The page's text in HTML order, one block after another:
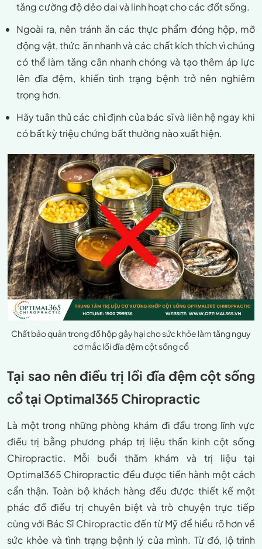
tăng cường độ dẻo dai và linh hoạt cho các đốt sống.
Ngoài ra, nên tránh ăn các thực phẩm đóng hộp, mỡ
động vật, thức ăn nhanh và các chất kích thích vì chúng
có thể làm tăng cân nhanh chóng và tạo thêm áp lực
lên đĩa đệm, khiến tình trạng bệnh trở nên nghiêm
trọng hơn.
Hãy tuân thủ các chỉ định của bác sĩ và liên hệ ngay khi
có bất kỳ triệu chứng bất thường nào xuất hiện.
Chất bảo quản trong đồ hộp gây hại cho sức khỏe làm tăng nguy
cơ mắc lồi đĩa đệm cột sống cổ
Tại sao nên điều trị lồi đĩa đệm cột sống
cổ tại Optimal365 Chiropractic
Là một trong những phòng khám đi đầu trong lĩnh vực
điều trị bằng phương pháp trị liệu thần kinh cột sống
Chiropractic. Mỗi buổi thăm khám và trị liệu tại
Optimal365 Chiropractic đều được tiến hành một cách
cẩn thận. Toàn bộ khách hàng đều được thiết kế một
phác đồ điều trị chuyên biệt và trò chuyện trực tiếp
cùng với Bác Sĩ Chiropractic đến từ Mỹ để hiểu rõ hơn về
sức khỏe và tình trạng bệnh lý của mình. Từ đó, lộ trình